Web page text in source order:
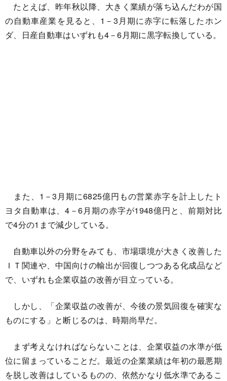
たとえば、昨年秋以降、大きく業績が落ち込んだわが国
の自動車産業を見ると、1－3月期に赤字に転落したホン
ダ、日産自動車はいずれも4－6月期に黒字転換している。
また、1－3月期に6825億円もの営業赤字を計上したト
ヨタ自動車は、4－6月期の赤字が1948億円と、前期対比
で4分の1まで減少している。
自動車以外の分野をみても、市場環境が大きく改善した
ＩＴ関連や、中国向けの輸出が回復しつつある化成品など
で、いずれも企業収益の改善が目立っている。
しかし、「企業収益の改善が、今後の景気回復を確実な
ものにする」と断じるのは、時期尚早だ。
まず考えなければならないことは、企業収益の水準が低
位に留まっていることだ。最近の企業業績は年初の最悪期
を脱し改善はしているものの、依然かなり低水準であるこ